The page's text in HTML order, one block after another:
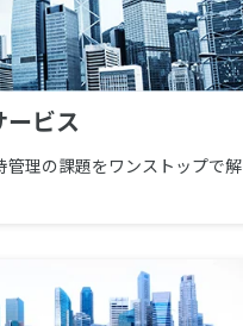
ービス
管理の課題をワンストップで解